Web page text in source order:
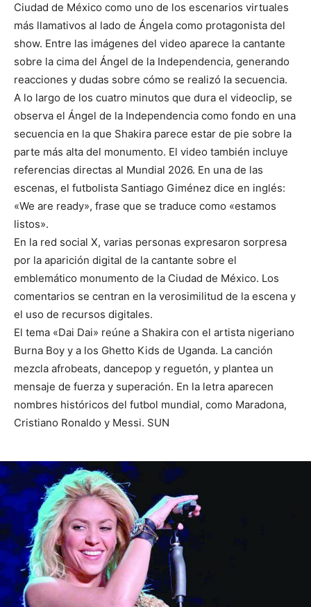
Ciudad de México como uno de los escenarios virtuales
más llamativos al lado de Ángela como protagonista del
show. Entre las imágenes del video aparece la cantante
sobre la cima del Ángel de la Independencia, generando
reacciones y dudas sobre cómo se realizó la secuencia.
A lo largo de los cuatro minutos que dura el videoclip, se
observa el Ángel de la Independencia como fondo en una
secuencia en la que Shakira parece estar de pie sobre la
parte más alta del monumento. El video también incluye
referencias directas al Mundial 2026. En una de las
escenas, el futbolista Santiago Giménez dice en inglés:
«We are ready», frase que se traduce como «estamos
listos».
En la red social X, varias personas expresaron sorpresa
por la aparición digital de la cantante sobre el
emblemático monumento de la Ciudad de México. Los
comentarios se centran en la verosimilitud de la escena y
el uso de recursos digitales.
El tema «Dai Dai» reúne a Shakira con el artista nigeriano
Burna Boy y a los Ghetto Kids de Uganda. La canción
mezcla afrobeats, dancepop y reguetón, y plantea un
mensaje de fuerza y superación. En la letra aparecen
nombres históricos del futbol mundial, como Maradona,
Cristiano Ronaldo y Messi. SUN